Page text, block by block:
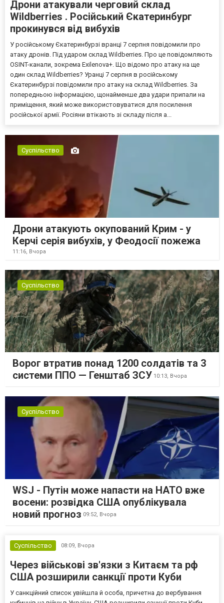
Дрони атакували черговий склад
Wildberries . Російський Єкатеринбург
прокинувся від вибухів
У російському Єкатеринбурзі вранці 7 серпня повідомили про
атаку дронів. Під ударом склад Wildberries. Про це повідомляють
OSINT-канали, зокрема Exilenova+. Що відомо про атаку на ще
один склад Wildberries? Уранці 7 серпня в російському
Єкатеринбурзі повідомили про атаку на склад Wildberries. За
попередньою інформацією, щонайменше два удари припали на
приміщення, який може використовуватися для посилення
російської армії. Росіяни втікають зі складу після а...
Суспільство
Дрони атакують окупований Крим - у
Керчі серія вибухів, у Феодосії пожежа
11:16, Вчора
Суспільство
Ворог втратив понад 1200 солдатів та 3
системи ППО — Генштаб ЗСУ 10:13, Вчора
Суспільство
WSJ - Путін може напасти на НАТО вже
восени: розвідка США опублікувала
новий прогноз 09:52, Вчора
Суспільство 08:09, Вчора
Через військові зв'язки з Китаєм та рф
США розширили санкції проти Куби
У санкційний список увійшла й особа, причетна до вербування